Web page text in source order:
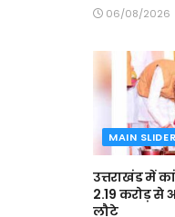
06/08/2026
MAIN SLIDER
उत्तराखंड में
2.19 करोड़
लौटे